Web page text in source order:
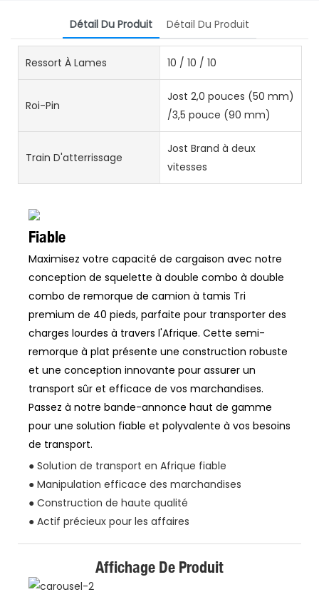
Détail Du Produit Détail Du Produit
Ressort À Lames 10 / 10 / 10
Roi-Pin
Jost 2,0 pouces (50 mm)
/3,5 pouce (90 mm)
Train D'atterrissage
Jost Brand à deux
vitesses
Fiable
Maximisez votre capacité de cargaison avec notre
conception de squelette à double combo à double
combo de remorque de camion à tamis Tri
premium de 40 pieds, parfaite pour transporter des
charges lourdes à travers l'Afrique. Cette semi-
remorque à plat présente une construction robuste
et une conception innovante pour assurer un
transport sûr et efficace de vos marchandises.
Passez à notre bande-annonce haut de gamme
pour une solution fiable et polyvalente à vos besoins
de transport.
● Solution de transport en Afrique fiable
● Manipulation efficace des marchandises
● Construction de haute qualité
● Actif précieux pour les affaires
Affichage De Produit